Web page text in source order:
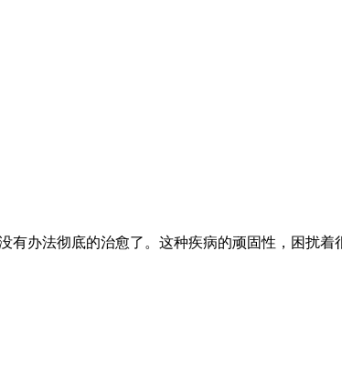
办法彻底的治愈了。这种疾病的顽固性，困扰着